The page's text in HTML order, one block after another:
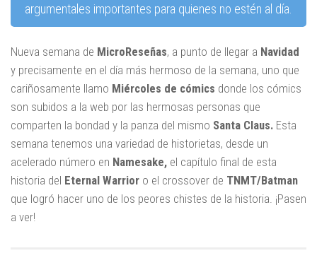
argumentales importantes para quienes no estén al día.
Nueva semana de MicroReseñas, a punto de llegar a Navidad
y precisamente en el día más hermoso de la semana, uno que
cariñosamente llamo Miércoles de cómics donde los cómics
son subidos a la web por las hermosas personas que
comparten la bondad y la panza del mismo Santa Claus. Esta
semana tenemos una variedad de historietas, desde un
acelerado número en Namesake, el capítulo final de esta
historia del Eternal Warrior o el crossover de TNMT/Batman
que logró hacer uno de los peores chistes de la historia. ¡Pasen
a ver!